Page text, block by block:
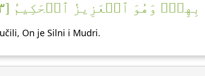
وَهُوَ ٱلۡعَزِيزُ ٱلۡحَكِيمُ [٣]
On je Silni i Mudri.